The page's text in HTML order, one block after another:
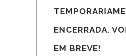
ENCERRADA.
EM BREVE!